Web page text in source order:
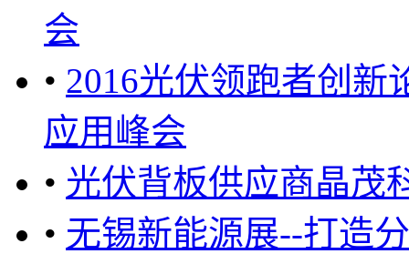
会
• 2016光伏领跑者创新
应用峰会
• 光伏背板供应商晶茂
• 无锡新能源展--打造